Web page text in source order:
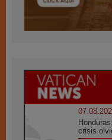
crisis